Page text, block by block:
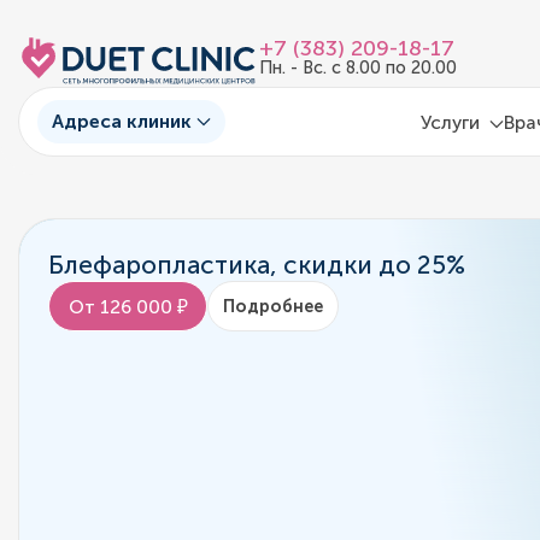
+7 (383) 209-18-17
Пн. - Вс. с 8.00 по 20.00
Адреса клиник Услуги
Блефаропластика, скидки до 25%
От 126 000 ₽ Подробнее